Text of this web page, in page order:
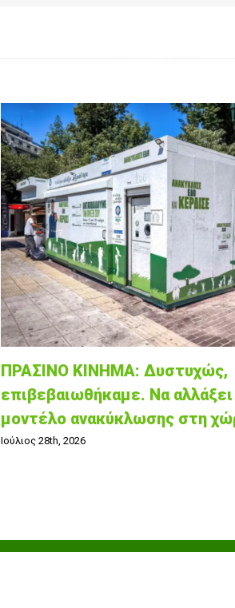
ΠΡΑΣΙΝΟ ΚΙΝΗΜΑ: Δυστυχώς,
επιβεβαιωθήκαμε. Να
μοντέλο ανακύκλωσης στη
Ιούλιος 28th, 2026